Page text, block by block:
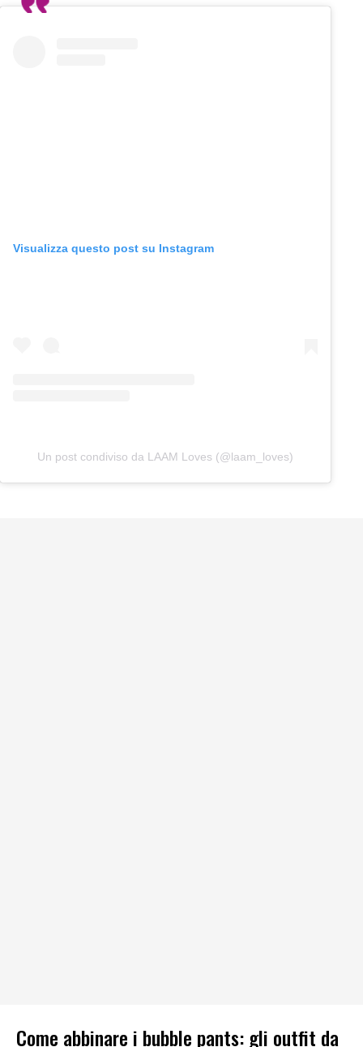
Visualizza questo post su Instagram
Un post condiviso da LAAM Loves (@laam_loves)
Come abbinare i bubble pants: gli outfit da